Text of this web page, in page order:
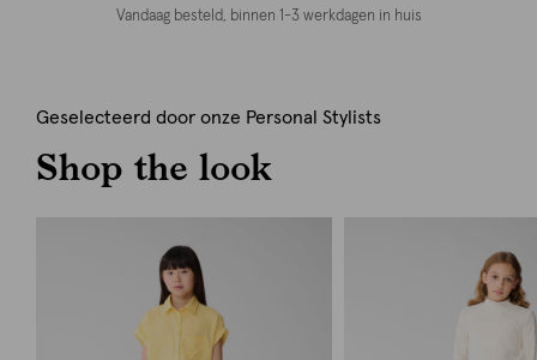
Vandaag besteld, binnen 1-3 werkdagen in huis
Geselecteerd door onze Personal Stylists
Shop the look